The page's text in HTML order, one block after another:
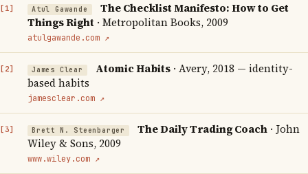
Atul Gawande
The Checklist Manifesto: How to Get
Things Right · Metropolitan Books, 2009
atulgawande.com ↗
James Clear Atomic Habits· Avery, 2018 — identity-
based habits
jamesclear.com ↗
Brett N. Steenbarger The Daily Trading Coach · John
Wiley & Sons, 2009
www.wiley.com ↗